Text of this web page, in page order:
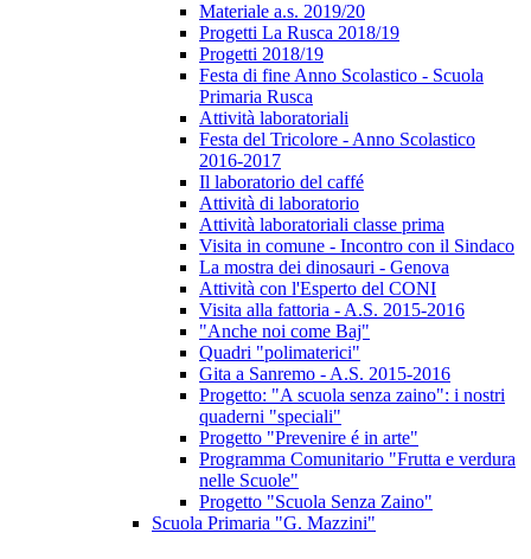
Materiale a.s. 2019/20
Progetti La Rusca 2018/19
Progetti 2018/19
Festa di fine Anno Scolastico - Scuola
Primaria Rusca
Attività laboratoriali
Festa del Tricolore - Anno Scolastico
2016-2017
Il laboratorio del caffé
Attività di laboratorio
Attività laboratoriali classe prima
Visita in comune - Incontro con il Sindaco
La mostra dei dinosauri - Genova
Attività con l'Esperto del CONI
Visita alla fattoria - A.S. 2015-2016
"Anche noi come Baj"
Quadri "polimaterici"
Gita a Sanremo - A.S. 2015-2016
Progetto: "A scuola senza zaino": i nostri
quaderni "speciali"
Progetto "Prevenire é in arte"
Programma Comunitario "Frutta e verdura
nelle Scuole"
Progetto "Scuola Senza Zaino"
Scuola Primaria "G. Mazzini"